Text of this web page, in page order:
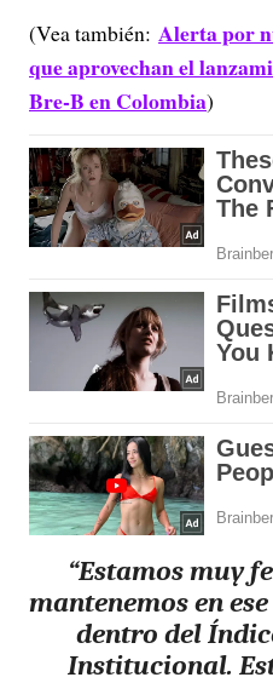
(Vea también: Alerta por
que aprovechan el
Bre-B en Colombia)
“Estamos muy
mantenemos en
dentro del
Institucional.